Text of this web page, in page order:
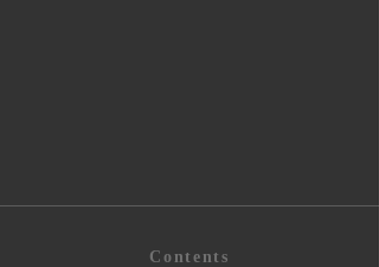
Contents